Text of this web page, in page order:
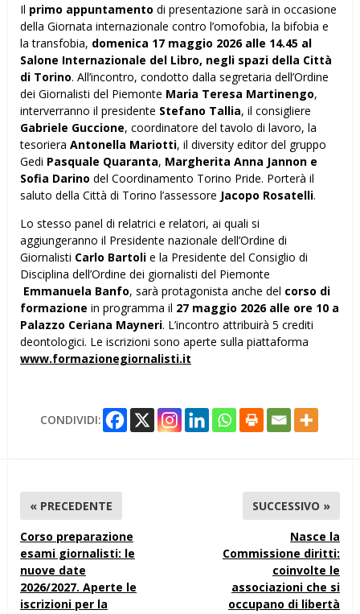
Il primo appuntamento di presentazione sarà in occasione
della Giornata internazionale contro l’omofobia, la bifobia e
la transfobia, domenica 17 maggio 2026 alle 14.45 al
Salone Internazionale del Libro, negli spazi della Città
di Torino. All’incontro, condotto dalla segretaria dell’Ordine
dei Giornalisti del Piemonte Maria Teresa Martinengo,
interverranno il presidente Stefano Tallia, il consigliere
Gabriele Guccione, coordinatore del tavolo di lavoro, la
tesoriera Antonella Mariotti, il diversity editor del gruppo
Gedi Pasquale Quaranta, Margherita Anna Jannon e
Sofia Darino del Coordinamento Torino Pride. Porterà il
saluto della Città di Torino l’assessore Jacopo Rosatelli.
Lo stesso panel di relatrici e relatori, ai quali si
aggiungeranno il Presidente nazionale dell’Ordine di
Giornalisti Carlo Bartoli e la Presidente del Consiglio di
Disciplina dell’Ordine dei giornalisti del Piemonte
Emmanuela Banfo, sarà protagonista anche del corso di
formazione in programma il 27 maggio 2026 alle ore 10 a
Palazzo Ceriana Mayneri. L’incontro attribuirà 5 crediti
deontologici. Le iscrizioni sono aperte sulla piattaforma
www.formazionegiornalisti.it
CONDIVIDI:
« PRECEDENTE
Corso preparazione
esami giornalisti: le
nuove date
2026/2027. Aperte le
iscrizioni per la
SUCCESSIVO »
Nasce la
Commissione diritti:
coinvolte le
associazioni che si
occupano di libertà